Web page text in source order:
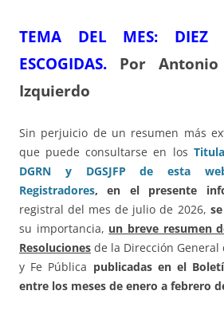
TEMA DEL MES: DIEZ
ESCOGIDAS. Por
Izquierdo
Sin perjuicio de un resumen más
que puede consultarse en los
DGRN y DGSJFP de esta
Registradores, en el presente
registral del mes de julio de 2026,
su importancia, un breve resumen
Resoluciones de la Dirección General
y Fe Pública publicadas en el
entre los meses de enero a febrero